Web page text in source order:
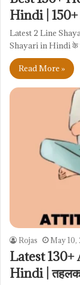
Hindi |
Latest 2 Line
Shayari in Hindi के
Read More »
Rojas May
Latest
Hindi |